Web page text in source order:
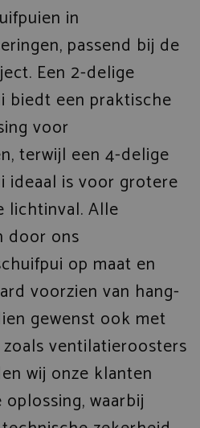
in
passend bij de
Een 2-delige
biedt een praktische
voor
terwijl een 4-delige
ideaal is voor grotere
lichtinval. Alle
door ons
op maat en
voorzien van hang-
gewenst ook met
ventilatieroosters
wij onze klanten
waarbij